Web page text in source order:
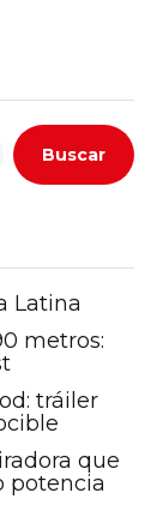
Buscar
Latina
metros:
tráiler
que
potencia